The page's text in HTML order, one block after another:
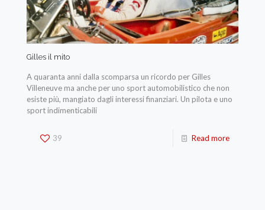
Gilles il mito
A quaranta anni dalla scomparsa un ricordo per Gilles
Villeneuve ma anche per uno sport automobilistico che non
esiste più, mangiato dagli interessi finanziari. Un pilota e uno
sport indimenticabili
39 Read more